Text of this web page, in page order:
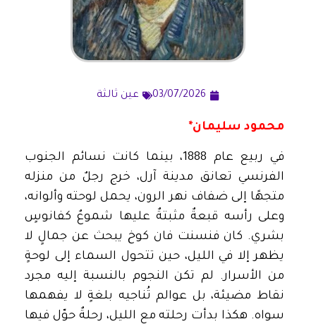
03/07/2026 عين ثالثة
محمود سليمان*
في ربيع عام 1888، بينما كانت نسائم الجنوب
الفرنسي تعانق مدينة آرل، خرج رجلٌ من منزله
متجهًا إلى ضفاف نهر الرون، يحمل لوحته وألوانه،
وعلى رأسه قبعةٌ مثبتةٌ عليها شموعٌ كفانوسٍ
بشري. كان فنسنت فان كوخ يبحث عن جمالٍ لا
يظهر إلا في الليل، حين تتحول السماء إلى لوحةٍ
من الأسرار. لم تكن النجوم بالنسبة إليه مجرد
نقاط مضيئة، بل عوالم تُناجيه بلغةٍ لا يفهمها
سواه. هكذا بدأت رحلته مع الليل، رحلةٌ حوّل فيها